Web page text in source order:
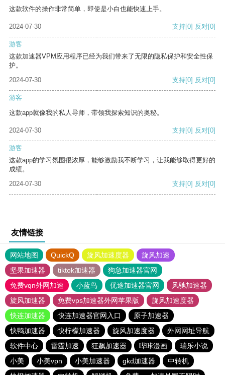
这款软件的操作非常简单，即使是小白也能快速上手。
2024-07-30 支持[0] 反对[0]
游客
这款加速器VPM应用程序已经为我们带来了无限的隐私保护和安全性保
护。
2024-07-30
支持[0] 反对[0]
游客
这款app就像我的私人导师，带领我探索知识的奥秘。
2024-07-30 支持[0] 反对[0]
游客
这款app的学习氛围很浓厚，能够激励我不断学习，让我能够取得更好的
成绩。
2024-07-30
支持[0] 反对[0]
友情链接
网站地图 QuickQ 旋风加速度器
旋风加速
坚果加速器
tiktok加速器
狗急加速器官网
免费vqn外网加速
小蓝鸟 优途加速器官网
风驰加速器
旋风加速器
免费vps加速器外网苹果版
旋风加速度器
快连加速器
快连加速器官网入口
原子加速器
快鸭加速器
快柠檬加速器 旋风加速度器
外网网址导航
软件中心
雷霆加速 狂飙加速器 哔咔漫画
瑞乐小说
小美
小美vpn 小美加速器 gkd加速器
中转机